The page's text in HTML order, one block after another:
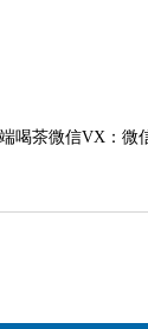
喝茶微信VX‌：微